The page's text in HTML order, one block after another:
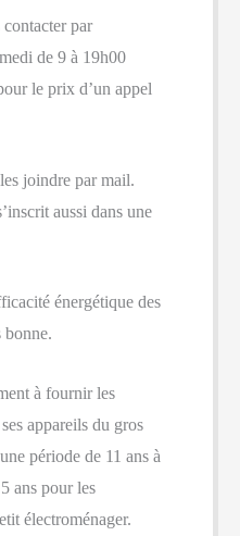
par
de 9 à 19h00
le prix d’un appel
joindre par mail.
aussi dans une
énergétique des
bonne.
à fournir les
appareils du gros
période de 11 ans à
ans pour les
électroménager.